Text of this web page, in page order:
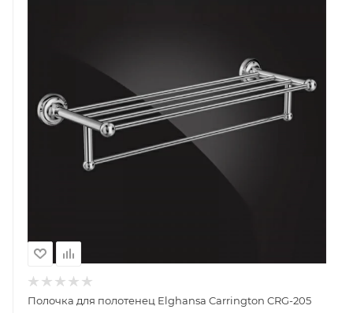
Полочка для полотенец Elghansa Carrington CRG-205